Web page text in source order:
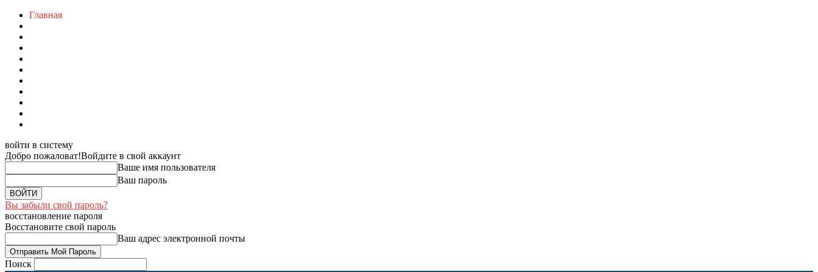
Главная
войти в систему
Добро пожаловат!Войдите в свой аккаунт
Ваше имя пользователя
Ваш пароль
Вы забыли свой пароль?
восстановление пароля
Восстановите свой пароль
Ваш адрес электронной почты
Поиск